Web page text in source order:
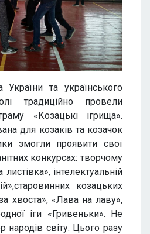
та українського
традиційно провели
«Козацькі ігрища».
для козаків та козачок
змогли проявити свої
конкурсах: творчому
інтелектуальній
козацьких
хвоста», «Лава на лаву»,
іги «Гривеньки». Не
народів світу. Цього разу